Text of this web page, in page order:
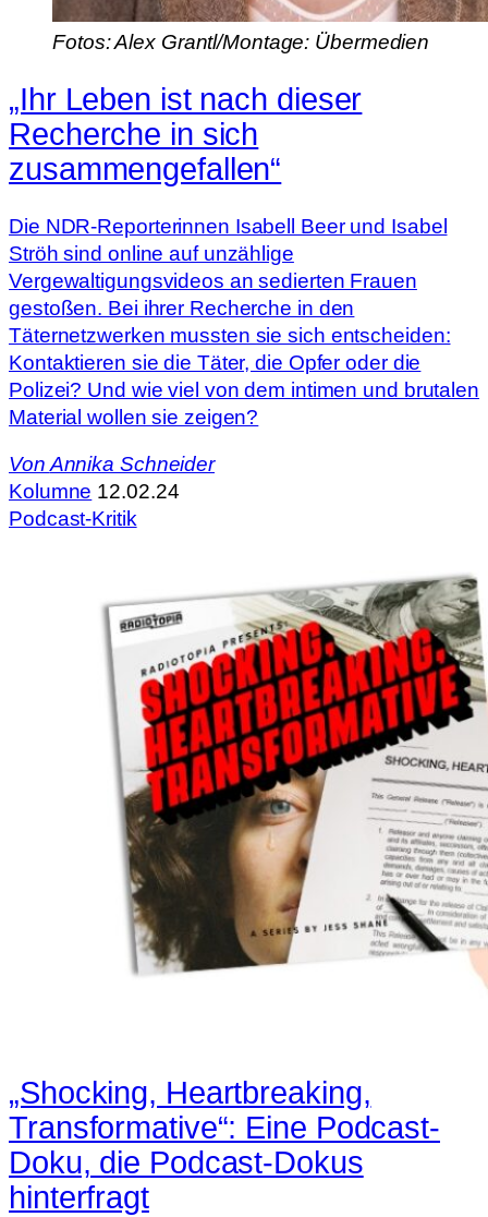
Fotos: Alex Grantl/Montage: Übermedien
„Ihr Leben ist nach dieser
Recherche in sich
zusammengefallen“
Die NDR-Reporterinnen Isabell Beer und Isabel
Ströh sind online auf unzählige
Vergewaltigungsvideos an sedierten Frauen
gestoßen. Bei ihrer Recherche in den
Täternetzwerken mussten sie sich entscheiden:
Kontaktieren sie die Täter, die Opfer oder die
Polizei? Und wie viel von dem intimen und brutalen
Material wollen sie zeigen?
Von Annika Schneider
Kolumne 12.02.24
Podcast-Kritik
„Shocking, Heartbreaking,
Transformative“: Eine Podcast-
Doku, die Podcast-Dokus
hinterfragt